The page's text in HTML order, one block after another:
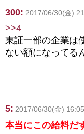
300: 2017/06/30(金)
>>4
東証一部の企業は
ない額になってる
5: 2017/06/30(金)
本当にこの給料だ